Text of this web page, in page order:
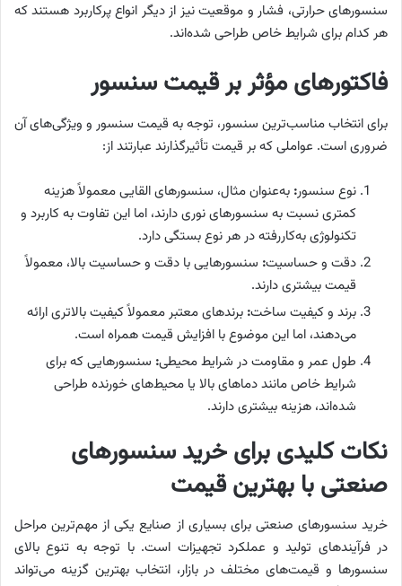
سنسورهای حرارتی، فشار و موقعیت نیز از دیگر انواع پرکاربرد هستند که
هر کدام برای شرایط خاص طراحی شده‌اند.
فاکتورهای مؤثر بر قیمت سنسور
برای انتخاب مناسب‌ترین سنسور، توجه به قیمت سنسور و ویژگی‌های آن
ضروری است. عواملی که بر قیمت تأثیرگذارند عبارتند از:
نوع سنسور: به‌عنوان مثال، سنسورهای القایی معمولاً هزینه
کمتری نسبت به سنسورهای نوری دارند، اما این تفاوت به کاربرد و
تکنولوژی به‌کاررفته در هر نوع بستگی دارد.
دقت و حساسیت: سنسورهایی با دقت و حساسیت بالا، معمولاً
قیمت بیشتری دارند.
برند و کیفیت ساخت: برندهای معتبر معمولاً کیفیت بالاتری ارائه
می‌دهند، اما این موضوع با افزایش قیمت همراه است.
طول عمر و مقاومت در شرایط محیطی: سنسورهایی که برای
شرایط خاص مانند دماهای بالا یا محیط‌های خورنده طراحی
شده‌اند، هزینه بیشتری دارند.
نکات کلیدی برای خرید سنسورهای
صنعتی با بهترین قیمت
خرید سنسورهای صنعتی برای بسیاری از صنایع یکی از مهم‌ترین مراحل
در فرآیندهای تولید و عملکرد تجهیزات است. با توجه به تنوع بالای
سنسورها و قیمت‌های مختلف در بازار، انتخاب بهترین گزینه می‌تواند